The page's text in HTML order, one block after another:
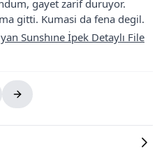
gayet zarif duruyor.
gitti. Kumasi da fena degil.
Sunshıne İpek Detaylı File